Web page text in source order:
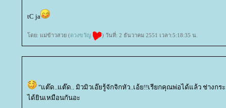
tC ja
ดย: แม่ข้าวสวย (ดวงขวัญ ) วันที่: 2 ธันวาคม 2551 เวลา:5:18:35 น.
"แต๊ด..แต๊ด.. มิวมิวเอ๊ยรู้จักจิกหัว..เอ้ย!!เรียกคุณพ่อได้แล้ว ช่างก
ได้ยินเหมือนกันอะ